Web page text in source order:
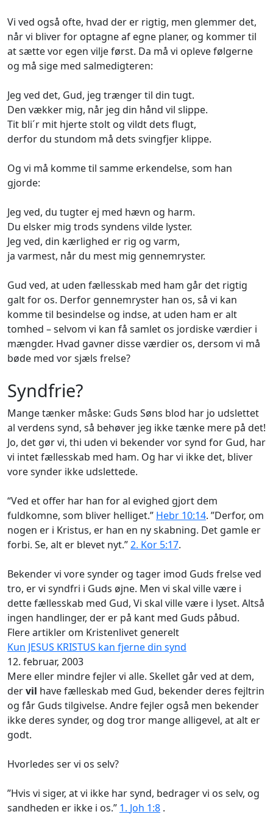
Vi ved også ofte, hvad der er rigtig, men glemmer det,
når vi bliver for optagne af egne planer, og kommer til
at sætte vor egen vilje først. Da må vi opleve følgerne
og må sige med salmedigteren:
Jeg ved det, Gud, jeg trænger til din tugt.
Den vækker mig, når jeg din hånd vil slippe.
Tit bli´r mit hjerte stolt og vildt dets flugt,
derfor du stundom må dets svingfjer klippe.
Og vi må komme til samme erkendelse, som han
gjorde:
Jeg ved, du tugter ej med hævn og harm.
Du elsker mig trods syndens vilde lyster.
Jeg ved, din kærlighed er rig og varm,
ja varmest, når du mest mig gennemryster.
Gud ved, at uden fællesskab med ham går det rigtig
galt for os. Derfor gennemryster han os, så vi kan
komme til besindelse og indse, at uden ham er alt
tomhed – selvom vi kan få samlet os jordiske værdier i
mængder. Hvad gavner disse værdier os, dersom vi må
bøde med vor sjæls frelse?
Syndfrie?
Mange tænker måske: Guds Søns blod har jo udslettet
al verdens synd, så behøver jeg ikke tænke mere på det!
Jo, det gør vi, thi uden vi bekender vor synd for Gud, har
vi intet fællesskab med ham. Og har vi ikke det, bliver
vore synder ikke udslettede.
“Ved et offer har han for al evighed gjort dem
fuldkomne, som bliver helliget.” Hebr 10:14. ”Derfor, om
nogen er i Kristus, er han en ny skabning. Det gamle er
forbi. Se, alt er blevet nyt.”2. Kor 5:17.
Bekender vi vore synder og tager imod Guds frelse ved
tro, er vi syndfri i Guds øjne. Men vi skal ville være i
dette fællesskab med Gud, Vi skal ville være i lyset. Altså
ingen handlinger, der er på kant med Guds påbud.
Flere artikler om Kristenlivet generelt
Kun JESUS KRISTUS kan fjerne din synd
12. februar, 2003
Mere eller mindre fejler vi alle. Skellet går ved at dem,
dervil have fælleskab med Gud, bekender deres fejltrin
og får Guds tilgivelse. Andre fejler også men bekender
ikke deres synder, og dog tror mange alligevel, at alt er
godt.
Hvorledes ser vi os selv?
”Hvis vi siger, at vi ikke har synd, bedrager vi os selv, og
sandheden er ikke i os.” 1. Joh 1:8 .